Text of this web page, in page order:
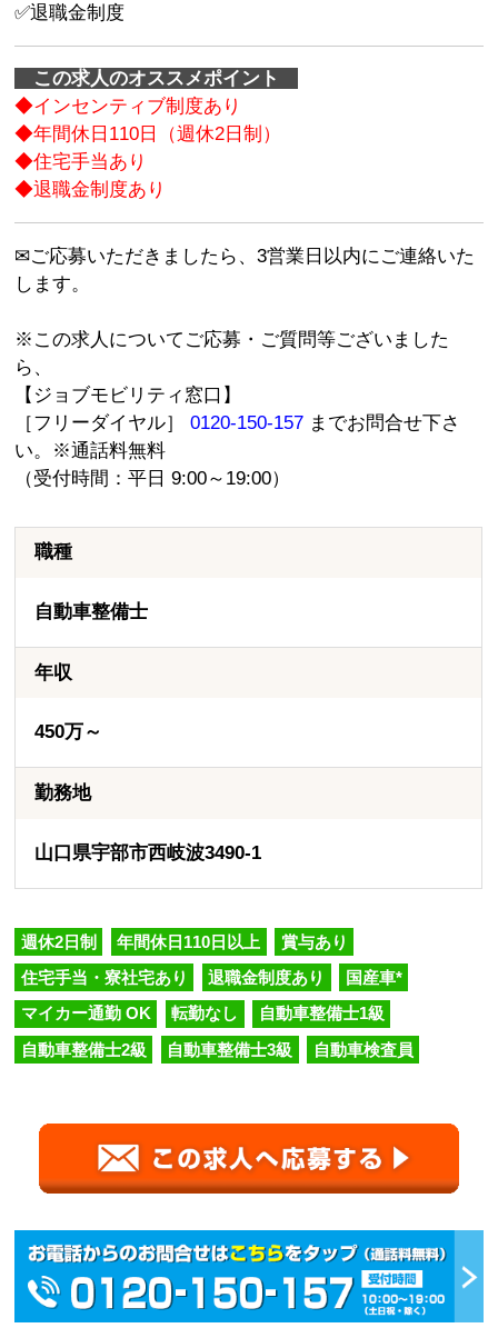
✅退職金制度
この求人のオススメポイント
◆インセンティブ制度あり
◆年間休日110日（週休2日制）
◆住宅手当あり
◆退職金制度あり
✉ご応募いただきましたら、3営業日以内にご連絡いた
します。
※この求人についてご応募・ご質問等ございました
ら、
【ジョブモビリティ窓口】
［フリーダイヤル］0120-150-157 までお問合せ下さ
い。※通話料無料
（受付時間：平日 9:00～19:00）
職種
自動車整備士
年収
450万～
勤務地
山口県宇部市西岐波3490-1
週休2日制 年間休日110日以上 賞与あり
住宅手当・寮社宅あり 退職金制度あり 国産車*
マイカー通勤 OK 転勤なし 自動車整備士1級
自動車整備士2級 自動車整備士3級 自動車検査員